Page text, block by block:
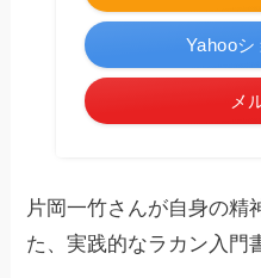
Yahoo
メ
片岡一竹さんが自身の精
た、実践的なラカン入門